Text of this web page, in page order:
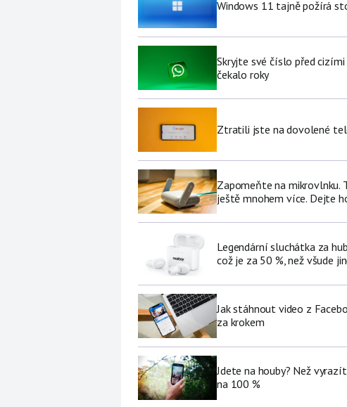
Windows 11 tajně požírá
Skryjte své číslo před
čekalo roky
Ztratili jste na dovolené
Zapomeňte na mikrovlnku.
ještě mnohem více. Dejte
Legendární sluchátka za
což je za 50 %, než všude
Jak stáhnout video z
za krokem
Jdete na houby? Než
na 100 %